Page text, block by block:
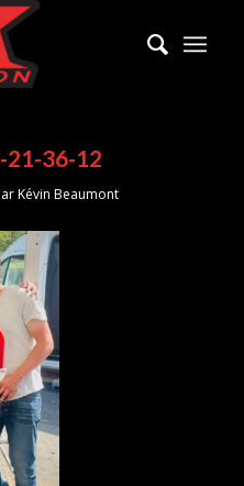
21-36-12
Kévin Beaumont